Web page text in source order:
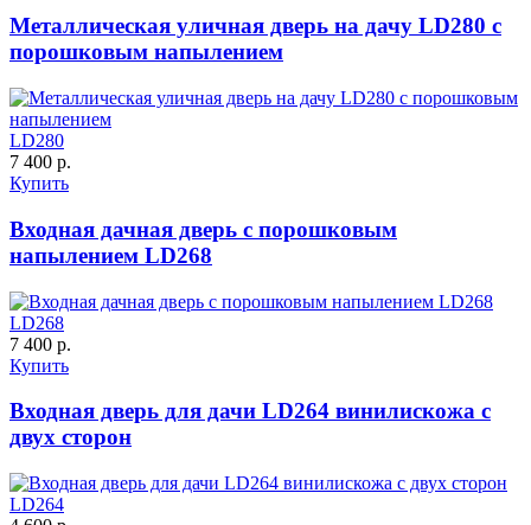
Порошковое напыление
"Крокодил"
К-10 60 К-11 Н
C59
Металлическая уличная дверь на дачу LD280 с
порошковым напылением
LD280
7 400 р.
Купить
Входная дачная дверь с порошковым
напылением LD268
LD268
7 400 р.
Купить
Входная дверь для дачи LD264 винилискожа с
двух сторон
LD264